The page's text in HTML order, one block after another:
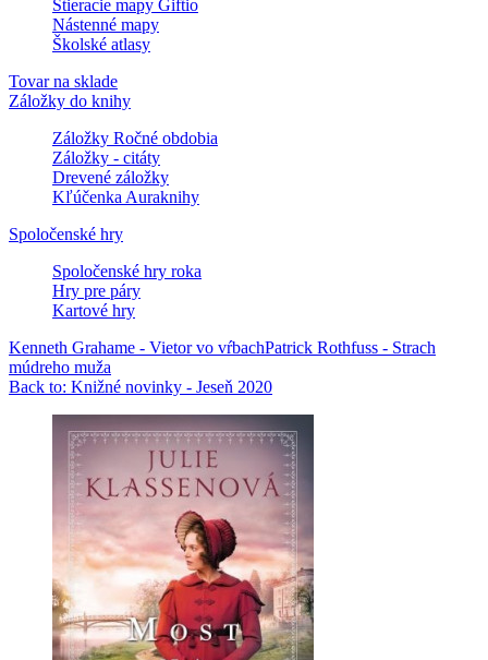
Stieracie mapy Giftio
Nástenné mapy
Školské atlasy
Tovar na sklade
Záložky do knihy
Záložky Ročné obdobia
Záložky - citáty
Drevené záložky
Kľúčenka Auraknihy
Spoločenské hry
Spoločenské hry roka
Hry pre páry
Kartové hry
Kenneth Grahame - Vietor vo vŕbachPatrick Rothfuss - Strach
múdreho muža
Back to: Knižné novinky - Jeseň 2020